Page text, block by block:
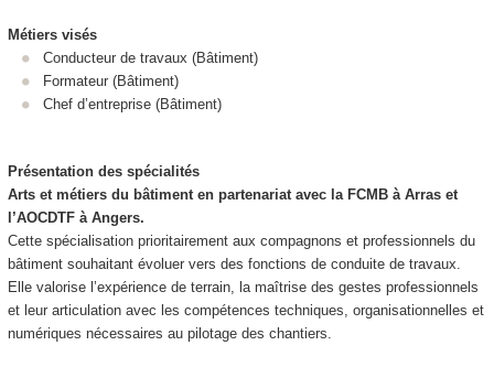
Métiers visés
Conducteur de travaux (Bâtiment)
Formateur (Bâtiment)
Chef d’entreprise (Bâtiment)
Présentation des spécialités
Arts et métiers du bâtiment en partenariat avec la FCMB à Arras et
l’AOCDTF à Angers.
Cette spécialisation prioritairement aux compagnons et professionnels du
bâtiment souhaitant évoluer vers des fonctions de conduite de travaux.
Elle valorise l’expérience de terrain, la maîtrise des gestes professionnels
et leur articulation avec les compétences techniques, organisationnelles et
numériques nécessaires au pilotage des chantiers.